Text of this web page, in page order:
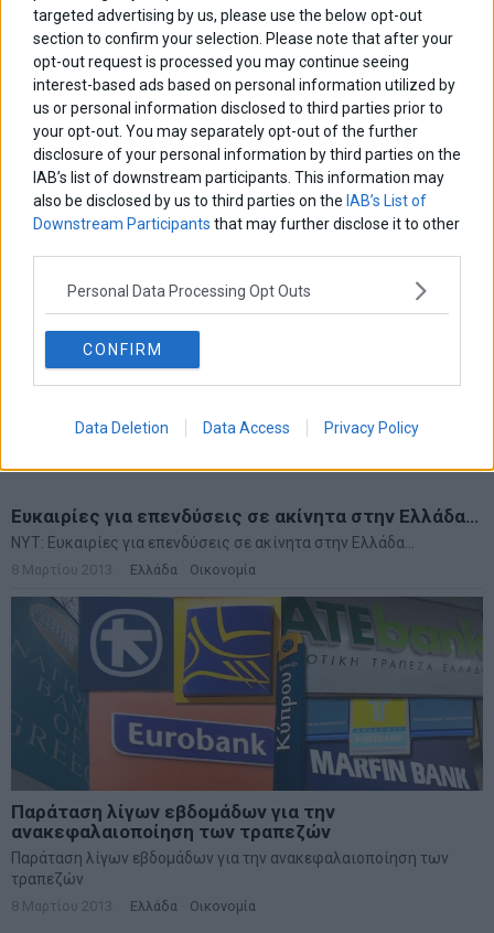
targeted advertising by us, please use the below opt-out
section to confirm your selection. Please note that after your
opt-out request is processed you may continue seeing
interest-based ads based on personal information utilized by
us or personal information disclosed to third parties prior to
your opt-out. You may separately opt-out of the further
disclosure of your personal information by third parties on the
IAB’s list of downstream participants. This information may
also be disclosed by us to third parties on the IAB’s List of
Downstream Participants that may further disclose it to other
Personal Data Processing Opt Outs
CONFIRM
Data Deletion Data Access Privacy Policy
Πρώτη στις μεταρρυθμίσεις η Ελλάδα
Πρώτη στις μεταρρυθμίσεις η Ελλάδα
Ευκαιρίες για επενδύσεις σε ακίνητα στην Ελλάδα…
NYT: Ευκαιρίες για επενδύσεις σε ακίνητα στην Ελλάδα...
8 Μαρτίου 2013 Ελλάδα Οικονομία
Παράταση λίγων εβδομάδων για την
ανακεφαλαιοποίηση των τραπεζών
Παράταση λίγων εβδομάδων για την ανακεφαλαιοποίηση των
τραπεζών
8 Μαρτίου 2013 Ελλάδα Οικονομία